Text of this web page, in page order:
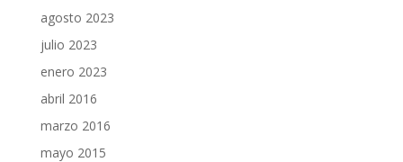
agosto 2023
julio 2023
enero 2023
abril 2016
marzo 2016
mayo 2015